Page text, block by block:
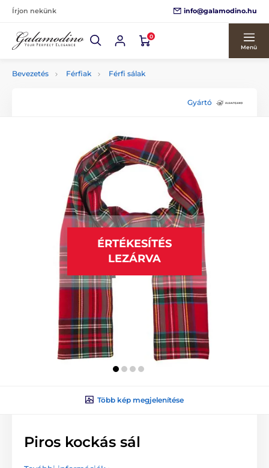
Írjon nekünk info@galamodino.hu
0
Menü
Bevezetés Férfiak Férfi sálak
Gyártó
ÉRTÉKESÍTÉS
LEZÁRVA
Több kép megjelenítése
Piros kockás sál